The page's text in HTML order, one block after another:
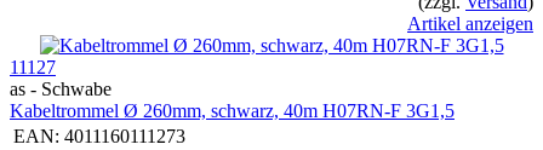
Artikel anzeigen
11127
as - Schwabe
Kabeltrommel Ø 260mm, schwarz, 40m H07RN-F 3G1,5
EAN: 4011160111273